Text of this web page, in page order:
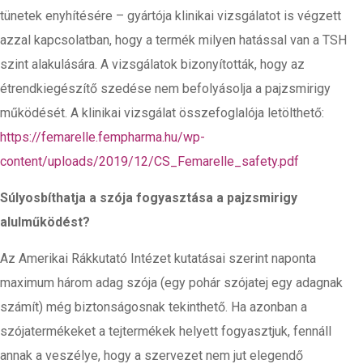
tünetek enyhítésére – gyártója klinikai vizsgálatot is végzett
azzal kapcsolatban, hogy a termék milyen hatással van a TSH
szint alakulására. A vizsgálatok bizonyították, hogy az
étrendkiegészítő szedése nem befolyásolja a pajzsmirigy
működését. A klinikai vizsgálat összefoglalója letölthető:
https://femarelle.fempharma.hu/wp-
content/uploads/2019/12/CS_Femarelle_safety.pdf
Súlyosbíthatja a szója fogyasztása a pajzsmirigy
alulműködést?
Az Amerikai Rákkutató Intézet kutatásai szerint naponta
maximum három adag szója (egy pohár szójatej egy adagnak
számít) még biztonságosnak tekinthető. Ha azonban a
szójatermékeket a tejtermékek helyett fogyasztjuk, fennáll
annak a veszélye, hogy a szervezet nem jut elegendő